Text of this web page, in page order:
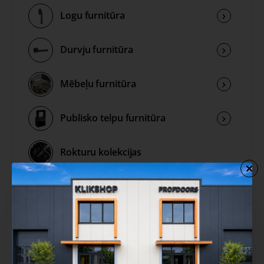
Logu furnitūra
Durvju furnitūra
Mēbeļu furnitūra
Publisko telpu furnitūra
Rokturu kolekcijas
Izpārdošana